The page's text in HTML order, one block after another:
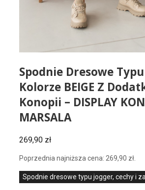
Spodnie Dresowe
Kolorze BEIGE Z
Konopii – DISPLAY
MARSALA
269,90 zł
Poprzednia najniższa cena: 269,90 zł.
Spodnie dresowe typu jogger, cechy i